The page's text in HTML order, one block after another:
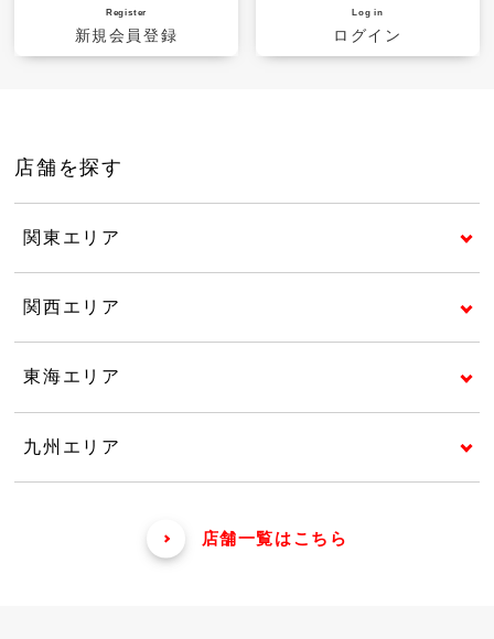
Register
新規会員登録
Log in
ログイン
店舗を探す
関東エリア
関西エリア
東海エリア
九州エリア
店舗一覧はこちら